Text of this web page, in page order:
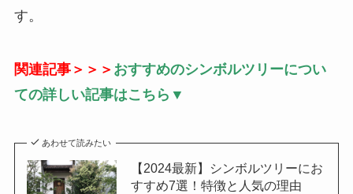
す。
関連記事＞＞＞ おすすめのシンボルツリーについ
ての詳しい記事はこちら▼
あわせて読みたい
【2024最新】シンボルツリーにお
すすめ7選！特徴と人気の理由